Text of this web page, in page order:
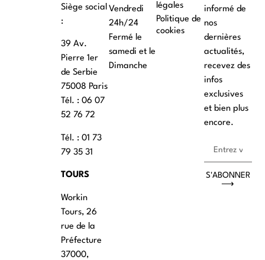
Siège social
:
39 Av.
Pierre 1er
de Serbie
75008 Paris
Tél. : ‭06 07
52 76 72
Tél. : 01 73
79 35 31
TOURS
Workin
Tours, 26
rue de la
Préfecture
37000,
Vendredi
24h/24
Fermé le
samedi et le
Dimanche
légales
Politique de
cookies
informé de
nos
dernières
actualités,
recevez des
infos
exclusives
et bien plus
encore.
S'ABONNER
⟶